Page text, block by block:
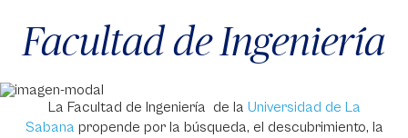
Facultad de Ingeniería
La Facultad de Ingeniería de la Universidad de La
Sabana propende por la búsqueda, el descubrimiento, la